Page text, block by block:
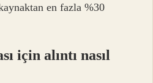
en fazla %30
için alıntı nasıl